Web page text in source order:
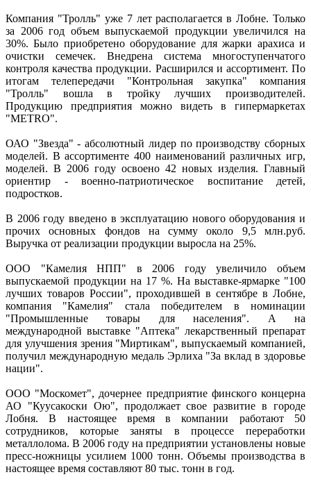
Компания "Тролль" уже 7 лет располагается в Лобне. Только
за 2006 год объем выпускаемой продукции увеличился на
30%. Было приобретено оборудование для жарки арахиса и
очистки семечек. Внедрена система многоступенчатого
контроля качества продукции. Расширился и ассортимент. По
итогам телепередачи "Контрольная закупка" компания
"Тролль" вошла в тройку лучших производителей.
Продукцию предприятия можно видеть в гипермаркетах
"METRO".
ОАО "Звезда" - абсолютный лидер по производству сборных
моделей. В ассортименте 400 наименований различных игр,
моделей. В 2006 году освоено 42 новых изделия. Главный
ориентир - военно-патриотическое воспитание детей,
подростков.
В 2006 году введено в эксплуатацию нового оборудования и
прочих основных фондов на сумму около 9,5 млн.руб.
Выручка от реализации продукции выросла на 25%.
ООО "Камелия НПП" в 2006 году увеличило объем
выпускаемой продукции на 17 %. На выставке-ярмарке "100
лучших товаров России", проходившей в сентябре в Лобне,
компания "Камелия" стала победителем в номинации
"Промышленные товары для населения". А на
международной выставке "Аптека" лекарственный препарат
для улучшения зрения "Миртикам", выпускаемый компанией,
получил международную медаль Эрлиха "За вклад в здоровье
нации".
ООО "Москомет", дочернее предприятие финского концерна
АО "Куусакоски Ою", продолжает свое развитие в городе
Лобня. В настоящее время в компании работают 50
сотрудников, которые заняты в процессе переработки
металлолома. В 2006 году на предприятии установлены новые
пресс-ножницы усилием 1000 тонн. Объемы производства в
настоящее время составляют 80 тыс. тонн в год.